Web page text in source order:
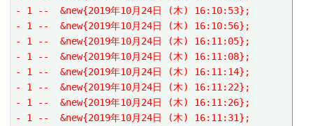
- 1 --  &new{2019年10月24日 (木) 16:10:53};
- 1 --  &new{2019年10月24日 (木) 16:10:56};
- 1 --  &new{2019年10月24日 (木) 16:11:05};
- 1 --  &new{2019年10月24日 (木) 16:11:08};
- 1 --  &new{2019年10月24日 (木) 16:11:14};
- 1 --  &new{2019年10月24日 (木) 16:11:22};
- 1 --  &new{2019年10月24日 (木) 16:11:26};
- 1 --  &new{2019年10月24日 (木) 16:11:31};